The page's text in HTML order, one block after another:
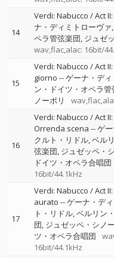
14
Verdi: Nabucco / Act
ナ・ディミトローヴァ
ペラ管弦楽団 ジュゼ
wav,flac,alac: 16bit/
15
Verdi: Nabucco / Act
giorno --ゲーナ・デ
ン・ドイツ・オペラ管
ノーポリ
16
Verdi: Nabucco / Act
Orrenda scena --ゲ
クルト・リドル ベル
弦楽団 ジュゼッペ・
ドイツ・オペラ合唱団
16bit/44.1kHz
17
Verdi: Nabucco / Act
aurato --ゲーナ・デ
ト・リドル ベルリン
団 ジュゼッペ・シノ
ツ・オペラ合唱団
16bit/44.1kHz